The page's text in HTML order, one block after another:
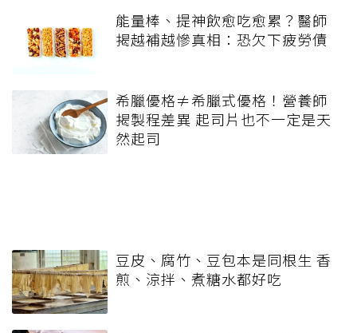
能量棒、提神飲愈吃愈累？醫師
揭越補越慘真相：恐欠下疲勞債
希臘優格≠希臘式優格！營養師
揭製程差異 起司片也不一定是天
然起司
豆皮、腐竹、豆包本是同根生 香
煎、涼拌、煮糖水都好吃